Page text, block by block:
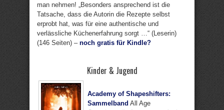
man nehmen! „Besonders ansprechend ist die
Tatsache, dass die Autorin die Rezepte selbst
erprobt hat, was für eine authentische und
verlässliche Küchenerfahrung sorgt …“ (Leserin)
(146 Seiten) – noch gratis für Kindle?
Kinder & Jugend
Academy of Shapeshifters:
Sammelband All Age